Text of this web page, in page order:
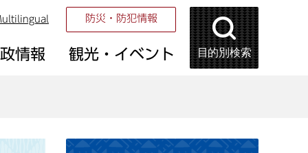
防災・防犯情報
情報 観光・イベント 目的別検索